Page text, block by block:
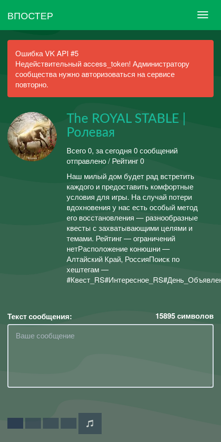
ВПОСТЕР
Ошибка VK API #5
Недействительный access_token! Администратору
сообщества нужно авторизоваться на сервисе
повторно.
The ROYAL STABLE |
Ролевая
Всего 0, за сегодня 0 сообщений
отправлено / Рейтинг 0
Наш милый дом будет рад встретить
каждого и предоставить комфортные
условия для игры. На случай потери
вдохновения у нас есть особый метод
его восстановления — разнообразные
квесты с захватывающими целями и
темами. Рейтинг — ограничений
нетРасположение конюшни —
Алтайский Край, РоссияПоиск по
хештегам —
Текст сообщения: 15895символов